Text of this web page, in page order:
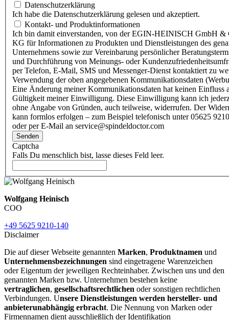
Datenschutzerklärung
Ich habe die Datenschutzerklärung gelesen und akzeptiert.
Kontakt- und Produktinformationen
Ich bin damit einverstanden, von der EGIN-HEINISCH GmbH &
KG für Informationen zu Produkten und Dienstleistungen des
Unternehmens sowie zur Vereinbarung persönlicher
und Durchführung von Meinungs- oder
per Telefon, E-Mail, SMS und Messenger-Dienst kontaktiert zu
Verwendung der oben angegebenen Kommunikationsdaten
Eine Änderung meiner Kommunikationsdaten hat keinen Einfluss
Gültigkeit meiner Einwilligung. Diese Einwilligung kann ich
ohne Angabe von Gründen, auch teilweise, widerrufen. Der
kann formlos erfolgen – zum Beispiel telefonisch unter 05625
oder per E-Mail an service@spindeldoctor.com
Senden
Captcha
Falls Du menschlich bist, lasse dieses Feld leer.
Wolfgang Heinisch
COO
+49 5625 9210-140
Disclaimer
Die auf dieser Webseite genannten Marken, Produktnamen und
Unternehmensbezeichnungen sind eingetragene Warenzeichen
oder Eigentum der jeweiligen Rechteinhaber. Zwischen uns und den
genannten Marken bzw. Unternehmen bestehen keine
vertraglichen, gesellschaftsrechtlichen oder sonstigen rechtlichen
Verbindungen. Unsere Dienstleistungen werden hersteller- und
anbieterunabhängig erbracht. Die Nennung von Marken oder
Firmennamen dient ausschließlich der Identifikation